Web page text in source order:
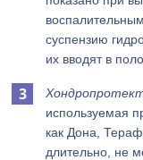
суспензию
их вводят в
используемая
как Дона,
длительно, не